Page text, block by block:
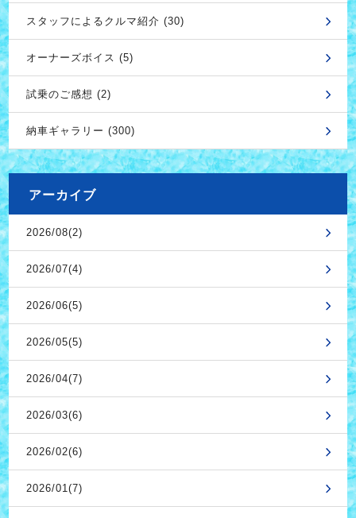
スタッフによるクルマ紹介 (30)
オーナーズボイス (5)
試乗のご感想 (2)
納車ギャラリー (300)
アーカイブ
2026/08(2)
2026/07(4)
2026/06(5)
2026/05(5)
2026/04(7)
2026/03(6)
2026/02(6)
2026/01(7)